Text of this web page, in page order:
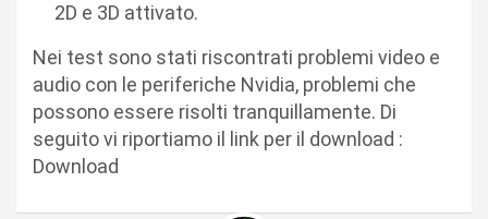
2D e 3D attivato.
Nei test sono stati riscontrati problemi video e
audio con le periferiche Nvidia, problemi che
possono essere risolti tranquillamente. Di
seguito vi riportiamo il link per il download :
Download